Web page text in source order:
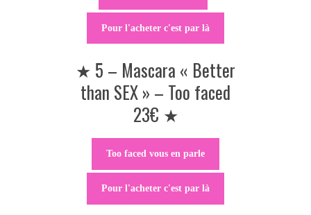
Pour l'acheter c'est par là
★ 5 – Mascara « Better
than SEX » – Too faced
23€ ★
Too faced vous en parle
Pour l'acheter c'est par là